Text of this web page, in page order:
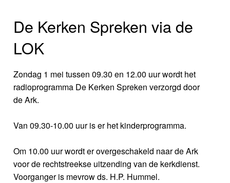
De Kerken Spreken via de
LOK
Zondag 1 mei tussen 09.30 en 12.00 uur wordt het
radioprogramma De Kerken Spreken verzorgd door
de Ark.
Van 09.30-10.00 uur is er het kinderprogramma.
Om 10.00 uur wordt er overgeschakeld naar de Ark
voor de rechtstreekse uitzending van de kerkdienst.
Voorganger is mevrow ds. H.P. Hummel.